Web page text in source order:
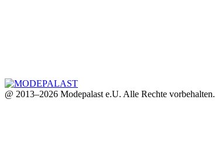
@ 2013–2026 Modepalast e.U. Alle Rechte vorbehalten.